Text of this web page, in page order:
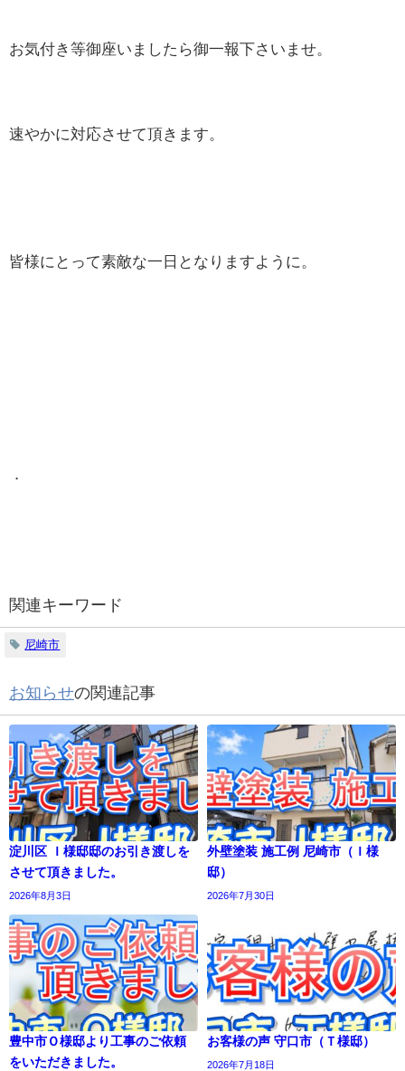
お気付き等御座いましたら御一報下さいませ。
速やかに対応させて頂きます。
皆様にとって素敵な一日となりますように。
関連キーワード
尼崎市
お知らせの関連記事
淀川区 Ｉ様邸邸のお引き渡しを
させて頂きました。
2026年8月3日
外壁塗装 施工例 尼崎市（Ｉ様
邸）
2026年7月30日
豊中市Ｏ様邸より工事のご依頼
をいただきました。
お客様の声 守口市（Ｔ様邸）
2026年7月18日